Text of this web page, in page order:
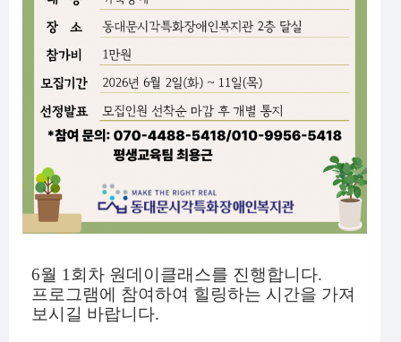
6월 1회차 원데이클래스를 진행합니다.
프로그램에 참여하여 힐링하는 시간을 가져
보시길 바랍니다.